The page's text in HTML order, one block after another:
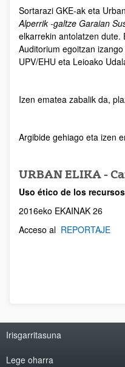
Sortarazi GKE-ak eta
Alperrik -galtze Garaian
elkarrekin antolatzen dute.
Auditorium egoitzan
UPV/EHU eta Leioako
Izen ematea zabalik da,
Argibide gehiago eta izen
URBAN ELIKA -
Uso ético de los
2016eko EKAINAK 26
Acceso al REPORTAJE
Irisgarritasuna
Lege oharra